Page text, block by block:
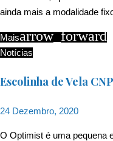
ainda mais a modalidade
Maisarrow_forward
Notícias
Escolinha de Vela
24 Dezembro, 2020
O Optimist é uma pequena